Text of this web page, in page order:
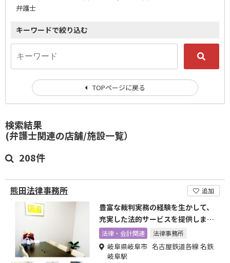
検索結果
(弁護士関連の店舗/施設一覧）
208件
熊田法律事務所 追加
豊富な裁判実務の経験を生かして、
充実した法的サービスを提供しま
す。
法律・会計関連 法律事務所
岐阜県岐阜市 名古屋鉄道各線 名鉄
岐阜駅
弁護士
キーワードで絞り込む
TOPページに戻る